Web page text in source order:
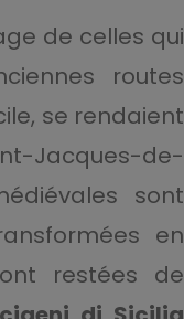
de celles qui
routes
se rendaient
Jacques-de-
sont
en
restées de